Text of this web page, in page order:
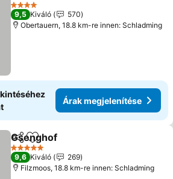
4 Kategória
9,5 Kiváló
570
Obertauern, 18.8 km-re innen: Schladming
Árak megjelenítése
Megosztás
Hozzáadás a kedvencekhez
Gsenghof
5 Kategória
9,6 Kiváló
269
Filzmoos, 18.8 km-re innen: Schladming